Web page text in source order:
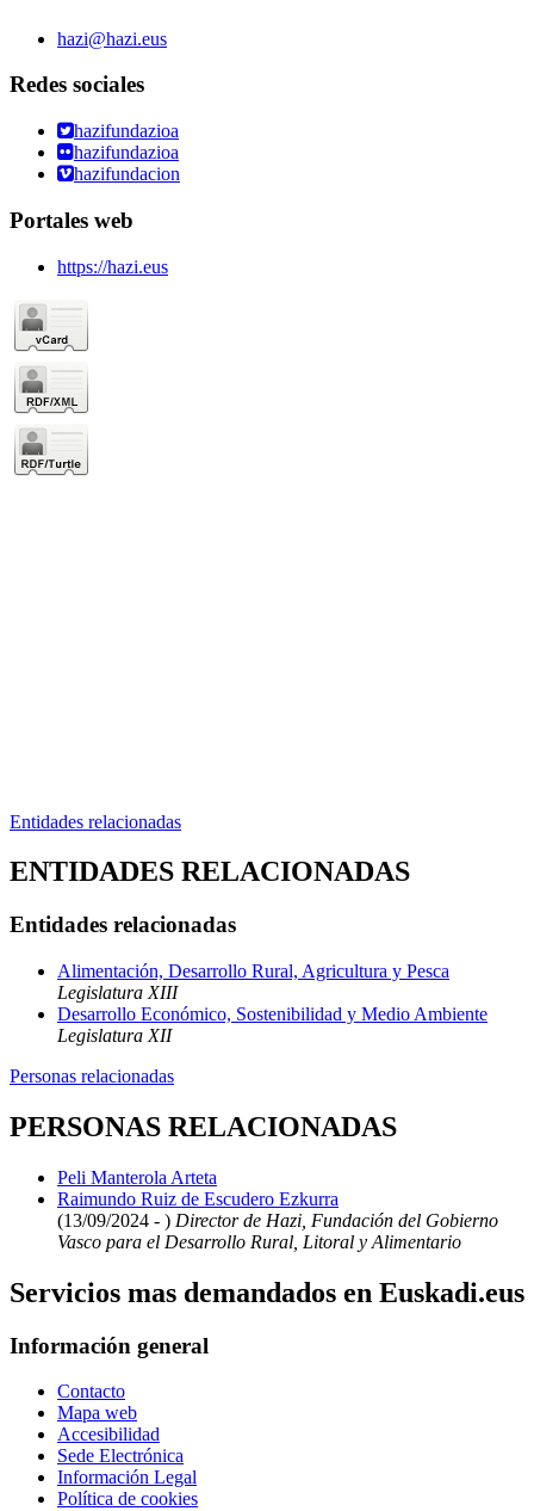
hazi@hazi.eus
Redes sociales
hazifundazioa
hazifundazioa
hazifundacion
Portales web
https://hazi.eus
Entidades relacionadas
ENTIDADES RELACIONADAS
Entidades relacionadas
Alimentación, Desarrollo Rural, Agricultura y Pesca
Legislatura XIII
Desarrollo Económico, Sostenibilidad y Medio Ambiente
Legislatura XII
Personas relacionadas
PERSONAS RELACIONADAS
Peli Manterola Arteta
Raimundo Ruiz de Escudero Ezkurra
(13/09/2024 - ) Director de Hazi, Fundación del Gobierno
Vasco para el Desarrollo Rural, Litoral y Alimentario
Servicios mas demandados en Euskadi.eus
Información general
Contacto
Mapa web
Accesibilidad
Sede Electrónica
Información Legal
Política de cookies